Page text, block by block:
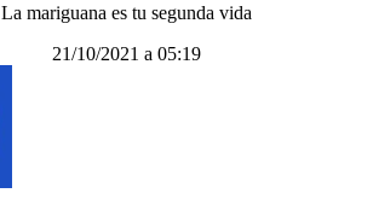
La mariguana es tu segunda vida
21/10/2021 a 05:19